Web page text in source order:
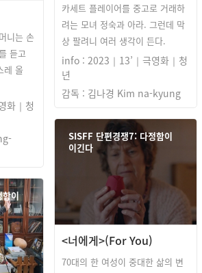
카세트 플레이어를 중고로 거래하
려는 모녀 정숙과 아라. 그런데 막
상 팔려니 여러 생각이 든다.
info : 2023｜13’｜극영화｜청
년
감독 : 김나경 Kim na-kyung
니는 손
듣고
레 올
화｜청
SISFF 단편경쟁7: 다정함이
이긴다
<너에게>(For You)
70대의 한 여성이 중대한 삶의 변
이